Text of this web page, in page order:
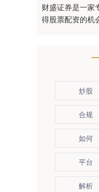
财盛证券是一家
得股票配资的机
炒股
合规
如何
平台
解析